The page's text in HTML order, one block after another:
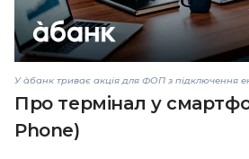
У àбанк триває акція для ФОП з підключення
Про термінал у
Phone)